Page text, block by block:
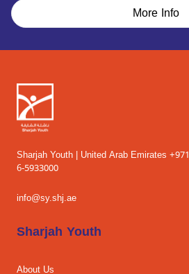
More Info
Sharjah Youth | United Arab Emirates +971
6-5933000
info@sy.shj.ae
Sharjah Youth
About Us